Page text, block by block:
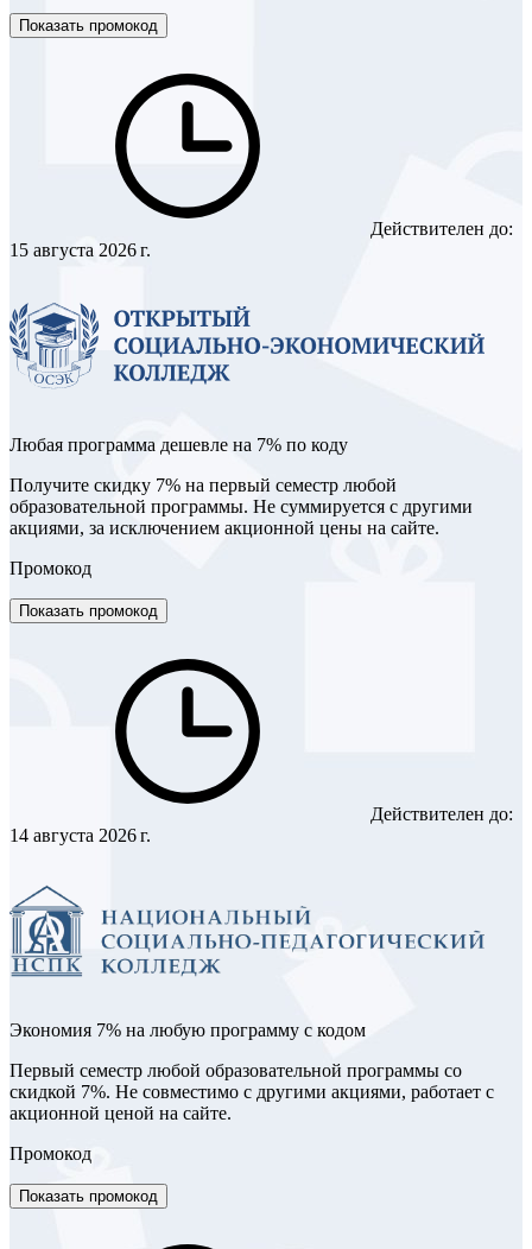
Показать промокод
Действителен до:
15 августа 2026 г.
Любая программа дешевле на 7% по коду
Получите скидку 7% на первый семестр любой
образовательной программы. Не суммируется с другими
акциями, за исключением акционной цены на сайте.
Промокод
Показать промокод
Действителен до:
14 августа 2026 г.
Экономия 7% на любую программу с кодом
Первый семестр любой образовательной программы со
скидкой 7%. Не совместимо с другими акциями, работает с
акционной ценой на сайте.
Промокод
Показать промокод